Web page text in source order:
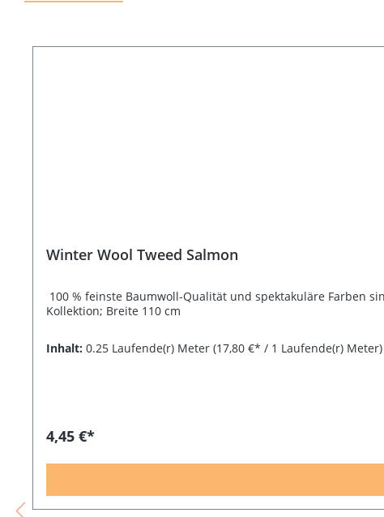
Winter Wool Tweed Salmon
100 % feinste Baumwoll-Qualität und spektakuläre Farben
Kollektion; Breite 110 cm
Inhalt: 0.25 Laufende(r) Meter (17,80 €* / 1 Laufende(r) Meter)
4,45 €*